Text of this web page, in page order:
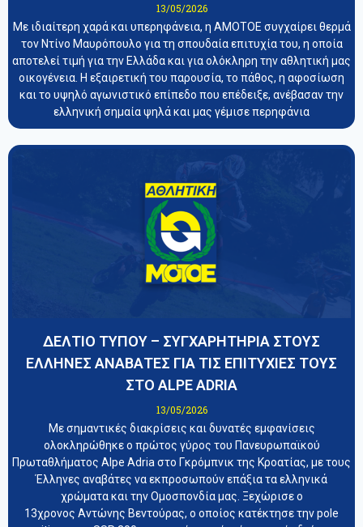
13/05/2026
Με ιδιαίτερη χαρά και υπερηφάνεια, η ΑΜΟΤΟΕ συγχαίρει θερμά
τον Ντίνο Μαυρόπουλο για τη σπουδαία επιτυχία του, η οποία
αποτελεί τιμή για την Ελλάδα και για ολόκληρη την αθλητική μας
οικογένεια. Η εξαιρετική του παρουσία, το πάθος, η αφοσίωση
και το υψηλό αγωνιστικό επίπεδο που επέδειξε, ανέβασαν την
ελληνική σημαία ψηλά και μας γέμισε περηφάνια
ΔΕΛΤΙΟ ΤΥΠΟΥ – ΣΥΓΧΑΡΗΤΗΡΙΑ ΣΤΟΥΣ
ΕΛΛΗΝΕΣ ΑΝΑΒΑΤΕΣ ΓΙΑ ΤΙΣ ΕΠΙΤΥΧΙΕΣ ΤΟΥΣ
ΣΤΟ ALPE ADRIA
13/05/2026
Με σημαντικές διακρίσεις και δυνατές εμφανίσεις
ολοκληρώθηκε ο πρώτος γύρος του Πανευρωπαϊκού
Πρωταθλήματος Alpe Adria στο Γκρόμπνικ της Κροατίας, με τους
Έλληνες αναβάτες να εκπροσωπούν επάξια τα ελληνικά
χρώματα και την Ομοσπονδία μας. Ξεχώρισε ο
13χρονος Αντώνης Βεντούρας, ο οποίος κατέκτησε την pole